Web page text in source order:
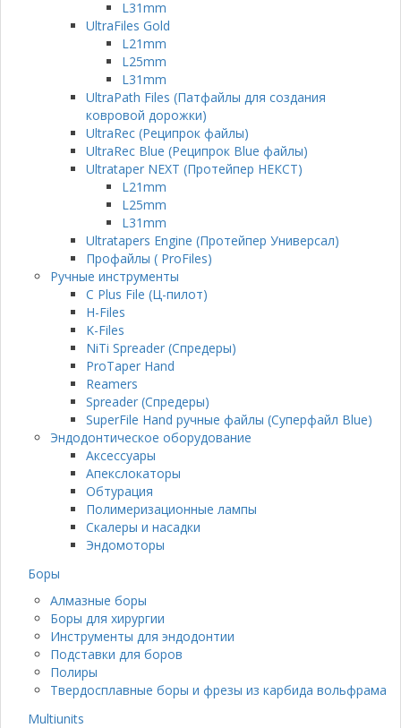
L31mm
UltraFiles Gold
L21mm
L25mm
L31mm
UltraPath Files (Патфайлы для создания
ковровой дорожки)
UltraRec (Реципрок файлы)
UltraRec Blue (Реципрок Blue файлы)
Ultrataper NEXT (Протейпер НЕКСТ)
L21mm
L25mm
L31mm
Ultratapers Engine (Протейпер Универсал)
Профайлы ( ProFiles)
Ручные инструменты
C Plus File (Ц-пилот)
H-Files
K-Files
NiTi Spreader (Спредеры)
ProTaper Hand
Reamers
Spreader (Спредеры)
SuperFile Hand ручные файлы (Суперфайл Blue)
Эндодонтическое оборудование
Аксессуары
Апекслокаторы
Обтурация
Полимеризационные лампы
Скалеры и насадки
Эндомоторы
Боры
Алмазные боры
Боры для хирургии
Инструменты для эндодонтии
Подставки для боров
Полиры
Твердосплавные боры и фрезы из карбида вольфрама
Multiunits